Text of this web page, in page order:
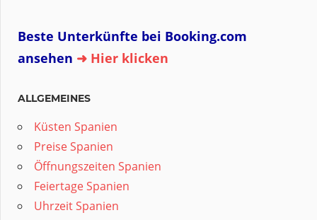
Beste Unterkünfte bei Booking.com
ansehen ➜ Hier klicken
ALLGEMEINES
Küsten Spanien
Preise Spanien
Öffnungszeiten Spanien
Feiertage Spanien
Uhrzeit Spanien